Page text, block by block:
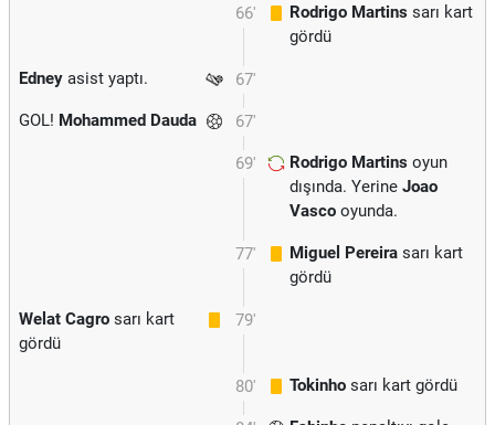
66' Rodrigo Martins sarı kart
gördü
67'
Edney asist yaptı.
67'
GOL! Mohammed Dauda
69' Rodrigo Martins oyun
dışında. Yerine Joao
Vasco oyunda.
77' Miguel Pereira sarı kart
gördü
79'
Welat Cagro sarı kart
gördü
80' Tokinho sarı kart gördü